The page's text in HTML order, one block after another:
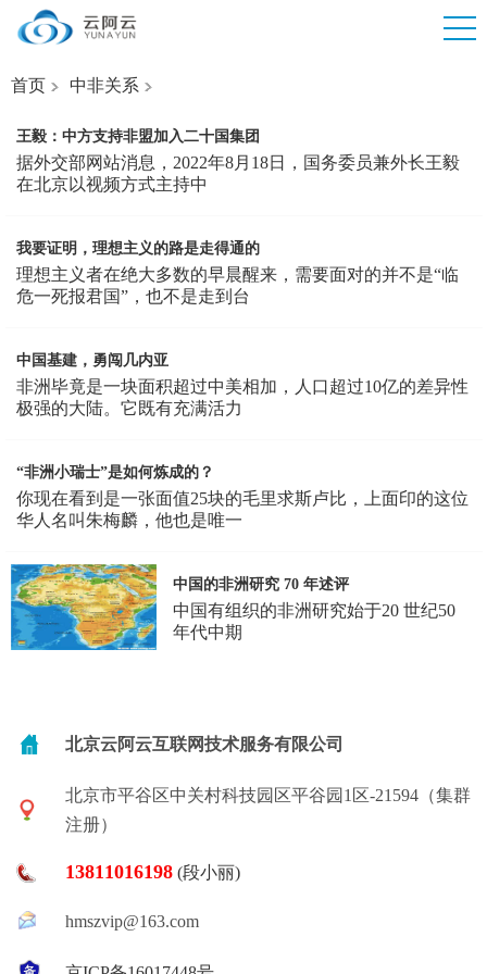
首页 中非关系
王毅：中方支持非盟加入二十国集团
据外交部网站消息，2022年8月18日，国务委员兼外长王毅
在北京以视频方式主持中
我要证明，理想主义的路是走得通的
理想主义者在绝大多数的早晨醒来，需要面对的并不是“临
危一死报君国”，也不是走到台
中国基建，勇闯几内亚
非洲毕竟是一块面积超过中美相加，人口超过10亿的差异性
极强的大陆。它既有充满活力
“非洲小瑞士”是如何炼成的？
你现在看到是一张面值25块的毛里求斯卢比，上面印的这位
华人名叫朱梅麟，他也是唯一
中国的非洲研究 70 年述评
中国有组织的非洲研究始于20 世纪50
年代中期
北京云阿云互联网技术服务有限公司
北京市平谷区中关村科技园区平谷园1区-21594（集群
注册）
13811016198 (段小丽)
hmszvip@163.com